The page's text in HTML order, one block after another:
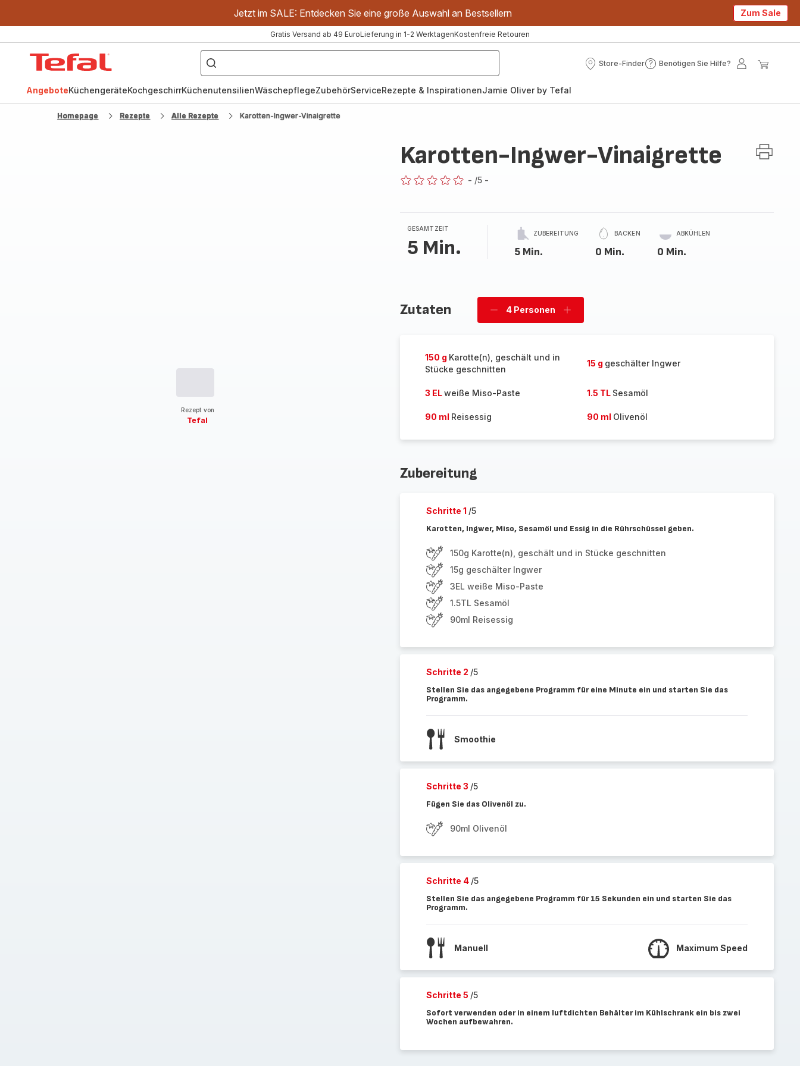
Jetzt im SALE: Entdecken Sie eine große Auswahl an Bestsellern Zum Sale
Gratis Versand ab 49 EuroLieferung in 1-2 WerktagenKostenfreie Retouren
["OptiGrill","Easy
Fry","Pfanne"]
Store-Finder
Store-
Benötigen Sie Hilfe?
Benötigen
Mein
AngeboteKüchengeräteKochgeschirrKüchenutensilienWäschepflegeZubehörServiceRezepte & InspirationenJamie Oliver by Tefal
Homepage Rezepte Alle Rezepte Karotten-Ingwer-Vinaigrette
Rezept von
Tefal
Karotten-Ingwer-Vinaigrette
- /5 -
GESAMTZEIT
5 Min.
ZUBEREITUNG
5 Min.
BACKEN
0 Min.
ABKÜHLEN
0 Min.
Zutaten
Personen
4 Personen
Personen
150 g Karotte(n), geschält und in
Stücke geschnitten
15 g geschälter Ingwer
3 ELweiße Miso-Paste 1.5 TL Sesamöl
90 ml Reisessig 90 ml Olivenöl
Zubereitung
Schritte 1 /5
Karotten, Ingwer, Miso, Sesamöl und Essig in die Rührschüssel geben.
150g Karotte(n), geschält und in Stücke geschnitten
15g geschälter Ingwer
3EL weiße Miso-Paste
1.5TL Sesamöl
90ml Reisessig
Schritte 2 /5
Stellen Sie das angegebene Programm für eine Minute ein und starten Sie das
Programm.
Smoothie
Schritte 3 /5
Fügen Sie das Olivenöl zu.
90ml Olivenöl
Schritte 4 /5
Stellen Sie das angegebene Programm für 15 Sekunden ein und starten Sie das
Programm.
Manuell Maximum Speed
Schritte 5 /5
Sofort verwenden oder in einem luftdichten Behälter im Kühlschrank ein bis zwei
Wochen aufbewahren.